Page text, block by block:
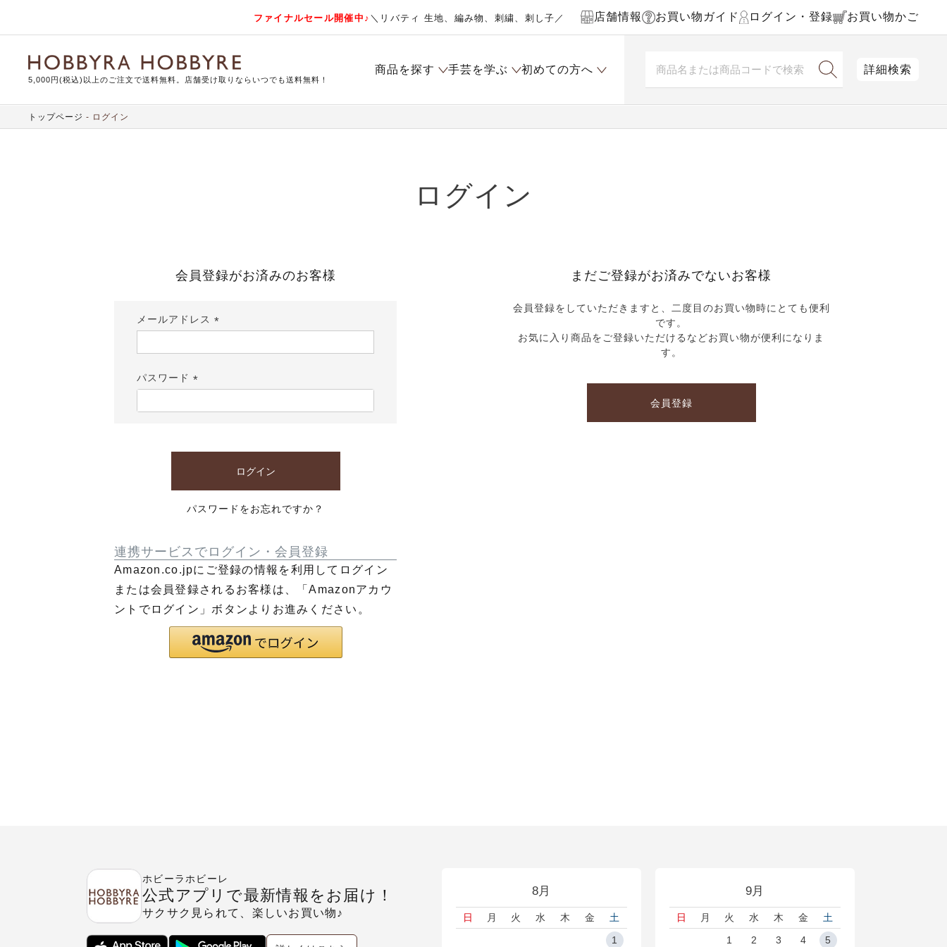
ファイナルセール開催中♪ ＼リバティ 生地、編み物、刺繍、刺し子／ 店舗情報 お買い物ガイド ログイン・登録 お買い物かご
5,000円(税込)以上のご注文で送料無料。店舗受け取りならいつでも送料無料！
商品を探す 手芸を学ぶ 初めての方へ 詳細検索
トップページ ログイン
ログイン
会員登録がお済みのお客様
メールアドレス
須)
パスワード
須)
ログイン
パスワードをお忘れですか？
連携サービスでログイン・会員登録
Amazon.co.jpにご登録の情報を利用してログイン
または会員登録されるお客様は、「Amazonアカウ
ントでログイン」ボタンよりお進みください。
まだご登録がお済みでないお客様
会員登録をしていただきますと、二度目のお買い物時にとても便利
です。
お気に入り商品をご登録いただけるなどお買い物が便利になりま
す。
会員登録
8月
日 月 火 水 木 金
土
1
9月
日 月 火 水 木 金
土
1
2 3 4 5
ホビーラホビーレ
公式アプリで最新情報をお届け！
サクサク見られて、楽しいお買い物♪